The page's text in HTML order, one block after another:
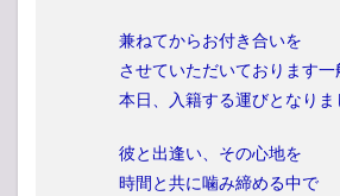
兼ねてからお付き合いを
させていただいております一
本日、入籍する運びとなりま
彼と出逢い、その心地を
時間と共に噛み締める中で